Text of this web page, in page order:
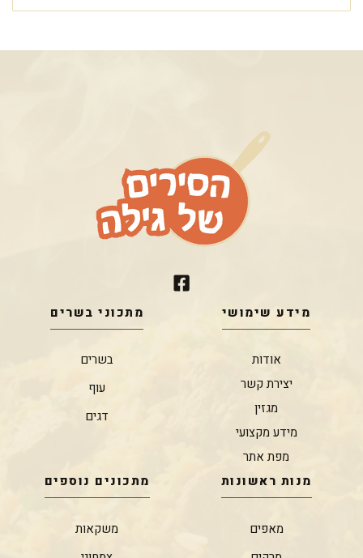
מידע שימושי
אודות
יצירת קשר
מגזין
מידע מקצועי
מפת אתר
מתכוני בשרים
בשרים
עוף
דגים
מנות ראשונות
מאפים
מתכונים נוספים
משקאות